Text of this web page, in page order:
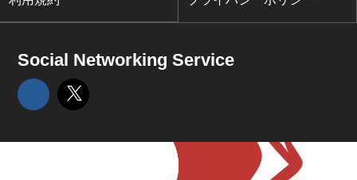
Social Networking Service